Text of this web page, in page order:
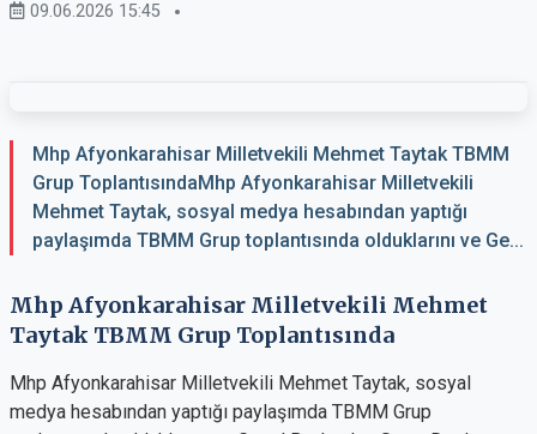
09.06.2026 15:45
Mhp Afyonkarahisar Milletvekili Mehmet Taytak TBMM
Grup ToplantısındaMhp Afyonkarahisar Milletvekili
Mehmet Taytak, sosyal medya hesabından yaptığı
paylaşımda TBMM Grup toplantısında olduklarını ve Ge...
Mhp Afyonkarahisar Milletvekili Mehmet
Taytak TBMM Grup Toplantısında
Mhp Afyonkarahisar Milletvekili Mehmet Taytak, sosyal
medya hesabından yaptığı paylaşımda TBMM Grup